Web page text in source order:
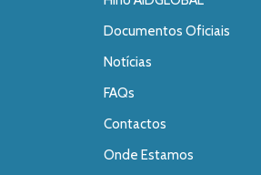
Documentos Oficiais
Notícias
FAQs
Contactos
Onde Estamos